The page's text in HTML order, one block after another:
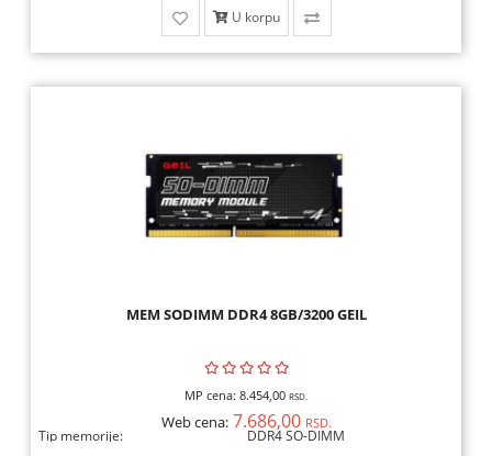
U korpu
MEM SODIMM DDR4 8GB/3200 GEIL
MP cena: 8.454,00 RSD.
Web cena: 7.686,00 RSD.
Tip memorije: DDR4 SO-DIMM